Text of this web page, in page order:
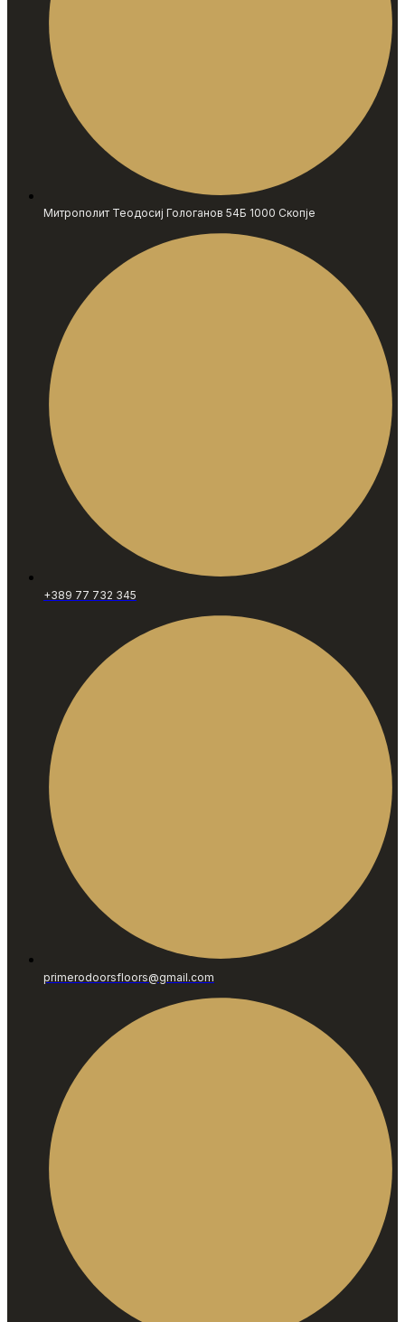
Митрополит Теодосиј Гологанов 54Б 1000 Скопје
+389 77 732 345
primerodoorsfloors@gmail.com